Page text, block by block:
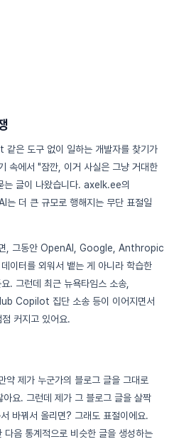
은 도구 없이 일하는 개발자를 찾기가
속에서 "잠깐, 이거 사실은 그냥 거대한
는 글이 나왔습니다. axelk.ee의
는 더 큰 규모로 행해지는 무단 표절일
면, 그동안 OpenAI, Google, Anthropic
이터를 외워서 뱉는 게 아니라 학습한
. 그런데 최근 뉴욕타임스 소송,
Copilot 집단 소송 등이 이어지면서
커지고 있어요.
약 제가 누군가의 블로그 글을 그대로
요. 그런데 제가 그 블로그 글을 살짝
바꿔서 올리면? 그래도 표절이에요.
음 통계적으로 비슷한 글을 생성하는